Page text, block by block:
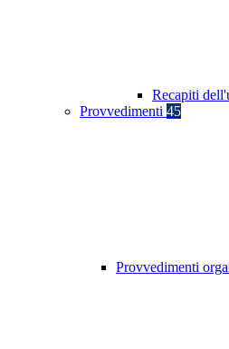
Recapiti
Provvedimenti 45
Provvedimenti